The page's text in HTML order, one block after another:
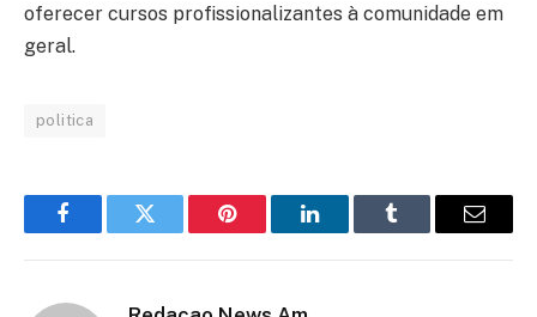
oferecer cursos profissionalizantes à comunidade em
geral.
politica
FacebookTwitter Pinterest LinkedInTumblr Email